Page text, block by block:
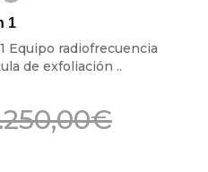
1
Equipo radiofrecuencia
de exfoliación ..